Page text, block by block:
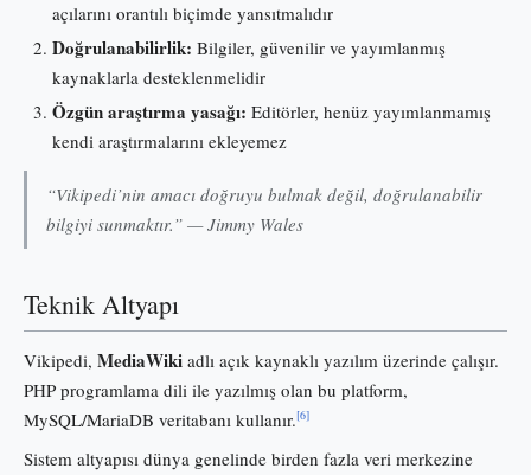
açılarını orantılı biçimde yansıtmalıdır
Doğrulanabilirlik: Bilgiler, güvenilir ve yayımlanmış
kaynaklarla desteklenmelidir
Özgün araştırma yasağı: Editörler, henüz yayımlanmamış
kendi araştırmalarını ekleyemez
“Vikipedi’nin amacı doğruyu bulmak değil, doğrulanabilir
bilgiyi sunmaktır.” — Jimmy Wales
Teknik Altyapı
Vikipedi, MediaWiki adlı açık kaynaklı yazılım üzerinde çalışır.
PHP programlama dili ile yazılmış olan bu platform,
MySQL/MariaDB veritabanı kullanır.[6]
Sistem altyapısı dünya genelinde birden fazla veri merkezine